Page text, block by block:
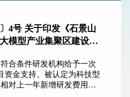
4号 关于印发《石景山
模型产业集聚区建设发
合条件研发机构给予一次
资金支持。被认定为科技型
对上一年新增研发费用的